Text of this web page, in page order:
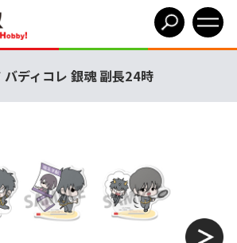
バディコレ 銀魂 副長24時